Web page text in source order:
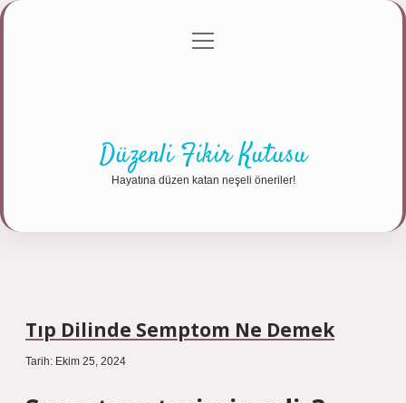
Gizlilik Politikası
menüyü
Düzenli Fikir Kutusu
Hayatına düzen katan neşeli öneriler!
Tıp Dilinde Semptom Ne Demek
Tarih: Ekim 25, 2024